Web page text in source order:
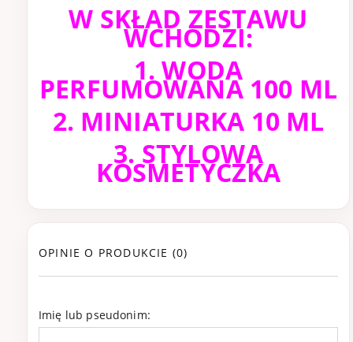
W SKŁAD ZESTAWU
WCHODZI:
1. WODA
PERFUMOWANA 100 ML
2. MINIATURKA 10 ML
3. STYLOWA
KOSMETYCZKA
OPINIE O PRODUKCIE (0)
Imię lub pseudonim: